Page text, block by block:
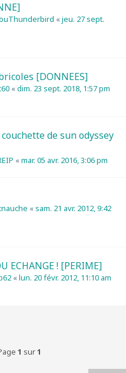
«jeu. 27 sept.
[DONNEES]
«dim. 23 sept. 2018, 1:57 pm
de sun odyssey
«mar. 05 avr. 2016, 3:06 pm
«sam. 21 avr. 2012, 9:42
ECHANGE ! [PERIME]
«lun. 20 févr. 2012, 11:10 am
1 sur1